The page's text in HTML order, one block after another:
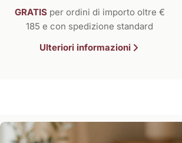
GRATIS per ordini di importo oltre €
185 e con spedizione standard
Ulteriori informazioni